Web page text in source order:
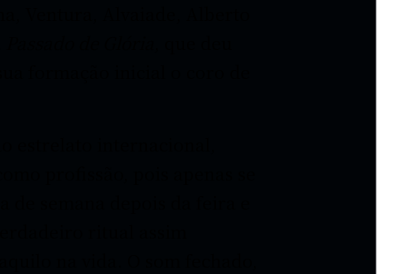
Ventura, Alvaiade, Alberto
formação inicial o coro de
estrelato internacional,
profissão, pois apenas se
semana depois da feira e
ritual assim
na vida. O som fechado,